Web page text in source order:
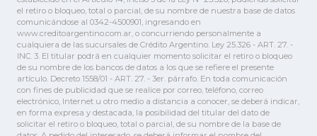
el retiro o bloqueo, total o parcial, de su nombre de nuestra base de datos
comunicándose al 0342-4500901, ingresando en
www.creditoargentino.com.ar, o concurriendo personalmente a
cualquiera de las sucursales de Crédito Argentino. Ley 25.326 - ART. 27. -
INC. 3. El titular podrá en cualquier momento solicitar el retiro o bloqueo
de su nombre de los bancos de datos a los que se refiere el presente
artículo. Decreto 1558/01 - ART. 27. - 3er. párrafo. En toda comunicación
con fines de publicidad que se realice por correo, teléfono, correo
electrónico, Internet u otro medio a distancia a conocer, se deberá indicar,
en forma expresa y destacada, la posibilidad del titular del dato de
solicitar el retiro o bloqueo, total o parcial, de su nombre de la base de